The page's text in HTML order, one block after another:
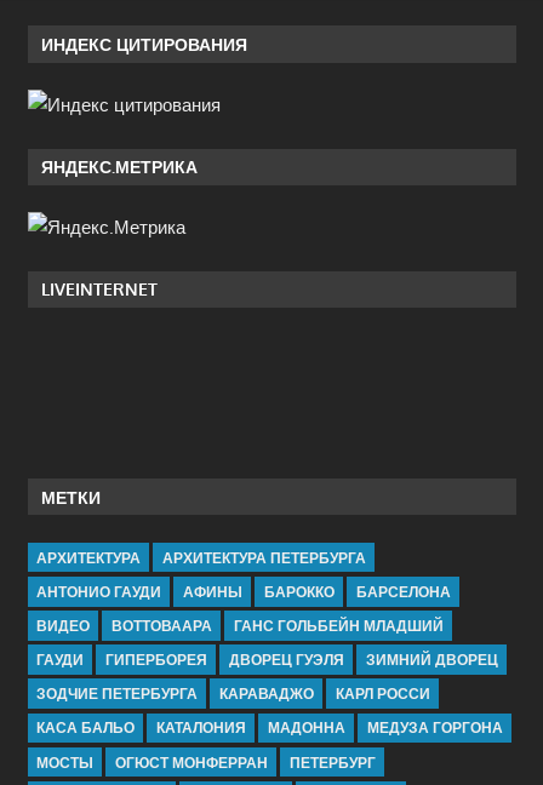
ИНДЕКС ЦИТИРОВАНИЯ
ЯНДЕКС.МЕТРИКА
LIVEINTERNET
МЕТКИ
АРХИТЕКТУРА
АРХИТЕКТУРА ПЕТЕРБУРГА
АНТОНИО ГАУДИ
АФИНЫ БАРОККО
БАРСЕЛОНА
ВИДЕО
ВОТТОВААРА
ГАНС ГОЛЬБЕЙН МЛАДШИЙ
ГАУДИ
ГИПЕРБОРЕЯ ДВОРЕЦ ГУЭЛЯ
ЗИМНИЙ ДВОРЕЦ
ЗОДЧИЕ ПЕТЕРБУРГА
КАРАВАДЖО
КАРЛ РОССИ
КАСА БАЛЬО
КАТАЛОНИЯ МАДОННА
МЕДУЗА ГОРГОНА
МОСТЫ
ОГЮСТ МОНФЕРРАН ПЕТЕРБУРГ